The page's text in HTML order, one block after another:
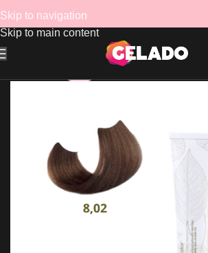
Skip to navigation
Skip to main content